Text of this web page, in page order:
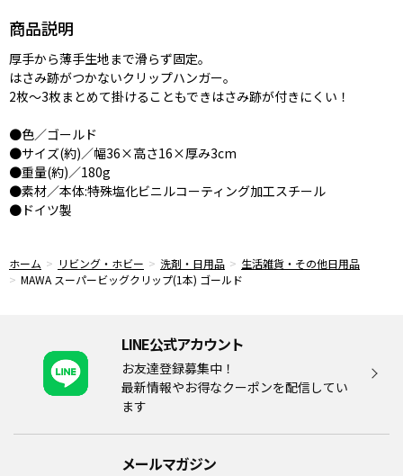
商品説明
厚手から薄手生地まで滑らず固定。
はさみ跡がつかないクリップハンガー。
2枚～3枚まとめて掛けることもできはさみ跡が付きにくい！
●色／ゴールド
●サイズ(約)／幅36×高さ16×厚み3cm
●重量(約)／180g
●素材／本体:特殊塩化ビニルコーティング加工スチール
●ドイツ製
ホーム リビング・ホビー 洗剤・日用品
生活雑貨・その他日用品
MAWA スーパービッグクリップ(1本) ゴールド
LINE公式アカウント
お友達登録募集中！
最新情報やお得なクーポンを配信してい
ます
メールマガジン​